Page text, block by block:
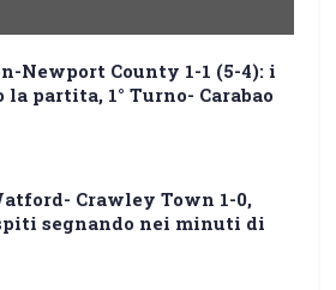
Newport County 1-1 (5-4): i
partita, 1° Turno- Carabao
Crawley Town 1-0,
segnando nei minuti di